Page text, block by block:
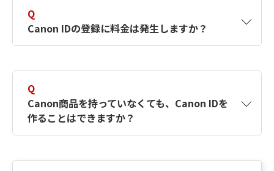
択したサービスから取得します。アカウントを
簡単に作成できるように、この情報を使用して
Canon IDの登録フォームを入力します。
Q
Canon IDの登録に料金は発生しますか？
Q
Canon商品を持っていなくても、Canon IDを
作ることはできますか？